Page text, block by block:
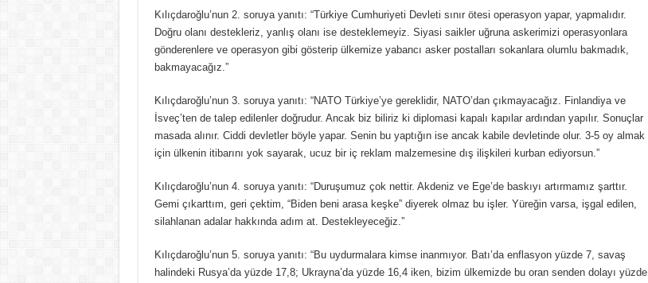
Kılıçdaroğlu’nun 2. soruya yanıtı: “Türkiye Cumhuriyeti Devleti sınır ötesi operasyon yapar, yapmalıdır.
Doğru olanı destekleriz, yanlış olanı ise desteklemeyiz. Siyasi saikler uğruna askerimizi operasyonlara
gönderenlere ve operasyon gibi gösterip ülkemize yabancı asker postalları sokanlara olumlu bakmadık,
bakmayacağız.”
Kılıçdaroğlu’nun 3. soruya yanıtı: “NATO Türkiye’ye gereklidir, NATO’dan çıkmayacağız. Finlandiya ve
İsveç’ten de talep edilenler doğrudur. Ancak biz biliriz ki diplomasi kapalı kapılar ardından yapılır. Sonuçlar
masada alınır. Ciddi devletler böyle yapar. Senin bu yaptığın ise ancak kabile devletinde olur. 3-5 oy almak
için ülkenin itibarını yok sayarak, ucuz bir iç reklam malzemesine dış ilişkileri kurban ediyorsun.”
Kılıçdaroğlu’nun 4. soruya yanıtı: “Duruşumuz çok nettir. Akdeniz ve Ege’de baskıyı artırmamız şarttır.
Gemi çıkarttım, geri çektim, “Biden beni arasa keşke” diyerek olmaz bu işler. Yüreğin varsa, işgal edilen,
silahlanan adalar hakkında adım at. Destekleyeceğiz.”
Kılıçdaroğlu’nun 5. soruya yanıtı: “Bu uydurmalara kimse inanmıyor. Batı’da enflasyon yüzde 7, savaş
halindeki Rusya’da yüzde 17,8; Ukrayna’da yüzde 16,4 iken, bizim ülkemizde bu oran senden dolayı yüzde